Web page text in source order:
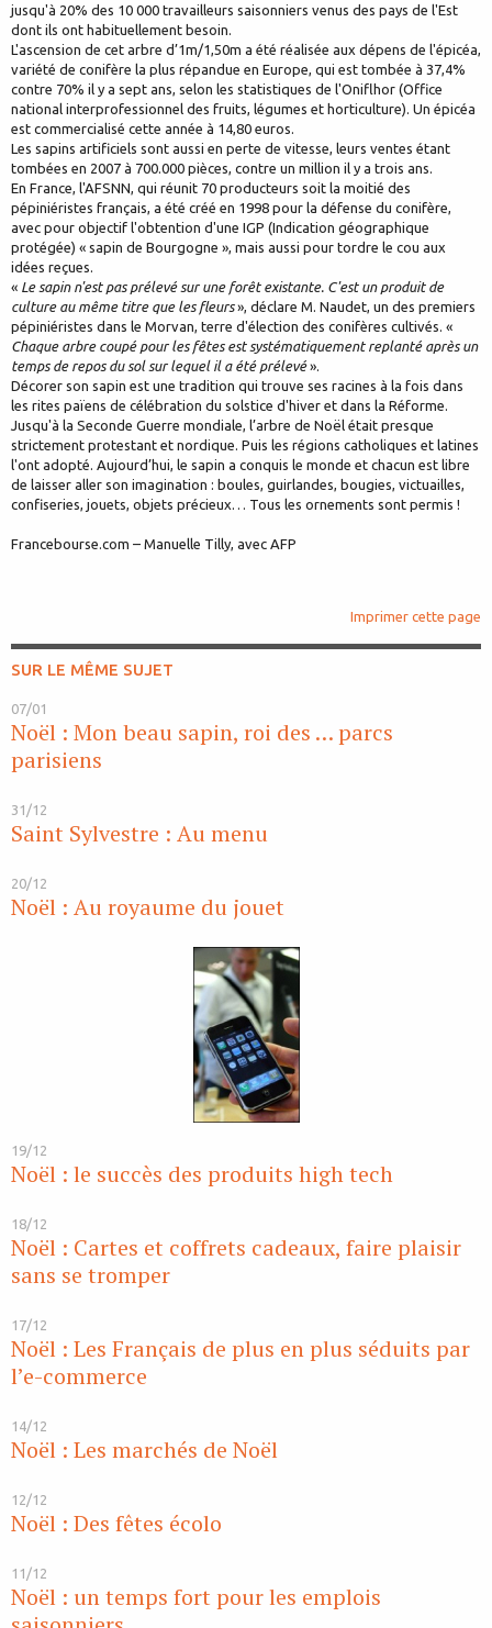
jusqu'à 20% des 10 000 travailleurs saisonniers venus des pays de l'Est
dont ils ont habituellement besoin.
L'ascension de cet arbre d’1m/1,50m a été réalisée aux dépens de l'épicéa,
variété de conifère la plus répandue en Europe, qui est tombée à 37,4%
contre 70% il y a sept ans, selon les statistiques de l'Oniflhor (Office
national interprofessionnel des fruits, légumes et horticulture). Un épicéa
est commercialisé cette année à 14,80 euros.
Les sapins artificiels sont aussi en perte de vitesse, leurs ventes étant
tombées en 2007 à 700.000 pièces, contre un million il y a trois ans.
En France, l'AFSNN, qui réunit 70 producteurs soit la moitié des
pépiniéristes français, a été créé en 1998 pour la défense du conifère,
avec pour objectif l'obtention d'une IGP (Indication géographique
protégée) « sapin de Bourgogne », mais aussi pour tordre le cou aux
idées reçues.
« Le sapin n'est pas prélevé sur une forêt existante. C'est un produit de
culture au même titre que les fleurs», déclare M. Naudet, un des premiers
pépiniéristes dans le Morvan, terre d'élection des conifères cultivés. «
Chaque arbre coupé pour les fêtes est systématiquement replanté après un
temps de repos du sol sur lequel il a été prélevé».
Décorer son sapin est une tradition qui trouve ses racines à la fois dans
les rites païens de célébration du solstice d'hiver et dans la Réforme.
Jusqu'à la Seconde Guerre mondiale, l’arbre de Noël était presque
strictement protestant et nordique. Puis les régions catholiques et latines
l'ont adopté. Aujourd’hui, le sapin a conquis le monde et chacun est libre
de laisser aller son imagination : boules, guirlandes, bougies, victuailles,
confiseries, jouets, objets précieux… Tous les ornements sont permis !
Francebourse.com – Manuelle Tilly, avec AFP
Imprimer cette page
SUR LE MÊME SUJET
07/01
Noël : Mon beau sapin, roi des … parcs
parisiens
31/12
Saint Sylvestre : Au menu
20/12
Noël : Au royaume du jouet
19/12
Noël : le succès des produits high tech
18/12
Noël : Cartes et coffrets cadeaux, faire plaisir
sans se tromper
17/12
Noël : Les Français de plus en plus séduits par
l’e-commerce
14/12
Noël : Les marchés de Noël
12/12
Noël : Des fêtes écolo
11/12
Noël : un temps fort pour les emplois